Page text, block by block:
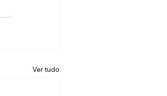
Ver tudo